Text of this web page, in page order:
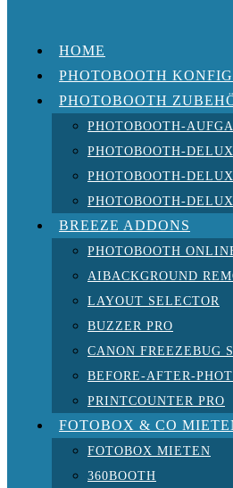
HOME
PHOTOBOOTH
PHOTOBOOTH
PHOTOBOOTH-
PHOTOBOOTH-
PHOTOBOOTH-
PHOTOBOOTH-
BREEZE ADDONS
PHOTOBOOTH
AIBACKGROUND
LAYOUT SELECTOR
BUZZER PRO
CANON FREEZEBUG
BEFORE-AFTER-
PRINTCOUNTER PRO
FOTOBOX & CO
FOTOBOX MIETEN
360BOOTH